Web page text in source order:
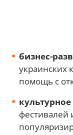
бизнес-
украинских
помощь с
фестивалей